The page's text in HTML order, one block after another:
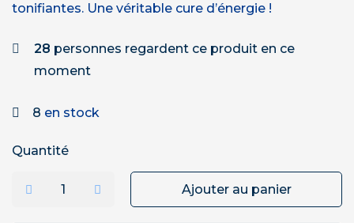
tonifiantes. Une véritable cure d’énergie !
28 personnes regardent ce produit en ce
moment
8 en stock
Quantité
Ajouter au panier